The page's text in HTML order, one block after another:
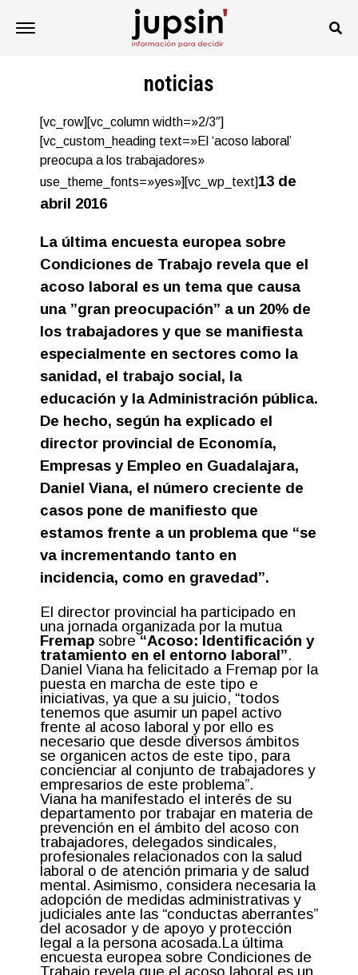
noticias
[vc_row][vc_column width=»2/3″]
[vc_custom_heading text=»El ‘acoso laboral’
preocupa a los trabajadores»
use_theme_fonts=»yes»][vc_wp_text]13 de
abril 2016
La última encuesta europea sobre
Condiciones de Trabajo revela que el
acoso laboral es un tema que causa
una ”gran preocupación” a un 20% de
los trabajadores y que se manifiesta
especialmente en sectores como la
sanidad, el trabajo social, la
educación y la Administración pública.
De hecho, según ha explicado el
director provincial de Economía,
Empresas y Empleo en Guadalajara,
Daniel Viana, el número creciente de
casos pone de manifiesto que
estamos frente a un problema que “se
va incrementando tanto en
incidencia, como en gravedad”.
El director provincial ha participado en
una jornada organizada por la mutua
Fremap sobre “Acoso: Identificación y
tratamiento en el entorno laboral”.
Daniel Viana ha felicitado a Fremap por la
puesta en marcha de este tipo e
iniciativas, ya que a su juicio, “todos
tenemos que asumir un papel activo
frente al acoso laboral y por ello es
necesario que desde diversos ámbitos
se organicen actos de este tipo, para
concienciar al conjunto de trabajadores y
empresarios de este problema”.
Viana ha manifestado el interés de su
departamento por trabajar en materia de
prevención en el ámbito del acoso con
trabajadores, delegados sindicales,
profesionales relacionados con la salud
laboral o de atención primaria y de salud
mental. Asimismo, considera necesaria la
adopción de medidas administrativas y
judiciales ante las “conductas aberrantes”
del acosador y de apoyo y protección
legal a la persona acosada.La última
encuesta europea sobre Condiciones de
Trabajo revela que el acoso laboral es un